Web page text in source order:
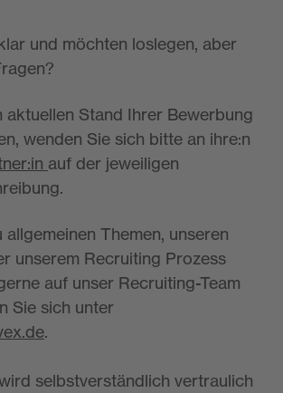
und möchten loslegen, aber
aktuellen Stand Ihrer Bewerbung
wenden Sie sich bitte an ihre:n
auf der jeweiligen
allgemeinen Themen, unseren
unserem Recruiting Prozess
auf unser Recruiting-Team
Sie sich unter
.
selbstverständlich vertraulich